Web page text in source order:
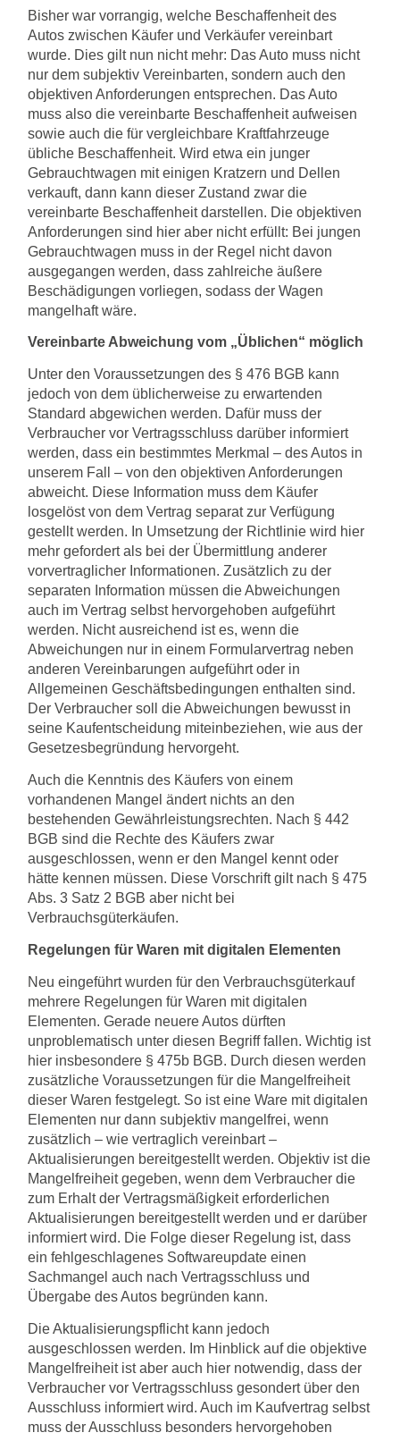
Bisher war vorrangig, welche Beschaffenheit des
Autos zwischen Käufer und Verkäufer vereinbart
wurde. Dies gilt nun nicht mehr: Das Auto muss nicht
nur dem subjektiv Vereinbarten, sondern auch den
objektiven Anforderungen entsprechen. Das Auto
muss also die vereinbarte Beschaffenheit aufweisen
sowie auch die für vergleichbare Kraftfahrzeuge
übliche Beschaffenheit. Wird etwa ein junger
Gebrauchtwagen mit einigen Kratzern und Dellen
verkauft, dann kann dieser Zustand zwar die
vereinbarte Beschaffenheit darstellen. Die objektiven
Anforderungen sind hier aber nicht erfüllt: Bei jungen
Gebrauchtwagen muss in der Regel nicht davon
ausgegangen werden, dass zahlreiche äußere
Beschädigungen vorliegen, sodass der Wagen
mangelhaft wäre.
Vereinbarte Abweichung vom „Üblichen“ möglich
Unter den Voraussetzungen des § 476 BGB kann
jedoch von dem üblicherweise zu erwartenden
Standard abgewichen werden. Dafür muss der
Verbraucher vor Vertragsschluss darüber informiert
werden, dass ein bestimmtes Merkmal – des Autos in
unserem Fall – von den objektiven Anforderungen
abweicht. Diese Information muss dem Käufer
losgelöst von dem Vertrag separat zur Verfügung
gestellt werden. In Umsetzung der Richtlinie wird hier
mehr gefordert als bei der Übermittlung anderer
vorvertraglicher Informationen. Zusätzlich zu der
separaten Information müssen die Abweichungen
auch im Vertrag selbst hervorgehoben aufgeführt
werden. Nicht ausreichend ist es, wenn die
Abweichungen nur in einem Formularvertrag neben
anderen Vereinbarungen aufgeführt oder in
Allgemeinen Geschäftsbedingungen enthalten sind.
Der Verbraucher soll die Abweichungen bewusst in
seine Kaufentscheidung miteinbeziehen, wie aus der
Gesetzesbegründung hervorgeht.
Auch die Kenntnis des Käufers von einem
vorhandenen Mangel ändert nichts an den
bestehenden Gewährleistungsrechten. Nach § 442
BGB sind die Rechte des Käufers zwar
ausgeschlossen, wenn er den Mangel kennt oder
hätte kennen müssen. Diese Vorschrift gilt nach § 475
Abs. 3 Satz 2 BGB aber nicht bei
Verbrauchsgüterkäufen.
Regelungen für Waren mit digitalen Elementen
Neu eingeführt wurden für den Verbrauchsgüterkauf
mehrere Regelungen für Waren mit digitalen
Elementen. Gerade neuere Autos dürften
unproblematisch unter diesen Begriff fallen. Wichtig ist
hier insbesondere § 475b BGB. Durch diesen werden
zusätzliche Voraussetzungen für die Mangelfreiheit
dieser Waren festgelegt. So ist eine Ware mit digitalen
Elementen nur dann subjektiv mangelfrei, wenn
zusätzlich – wie vertraglich vereinbart –
Aktualisierungen bereitgestellt werden. Objektiv ist die
Mangelfreiheit gegeben, wenn dem Verbraucher die
zum Erhalt der Vertragsmäßigkeit erforderlichen
Aktualisierungen bereitgestellt werden und er darüber
informiert wird. Die Folge dieser Regelung ist, dass
ein fehlgeschlagenes Softwareupdate einen
Sachmangel auch nach Vertragsschluss und
Übergabe des Autos begründen kann.
Die Aktualisierungspflicht kann jedoch
ausgeschlossen werden. Im Hinblick auf die objektive
Mangelfreiheit ist aber auch hier notwendig, dass der
Verbraucher vor Vertragsschluss gesondert über den
Ausschluss informiert wird. Auch im Kaufvertrag selbst
muss der Ausschluss besonders hervorgehoben